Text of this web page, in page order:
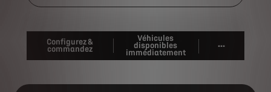
Configurez &
commandez
Véhicules
disponibles
immédiatement
...